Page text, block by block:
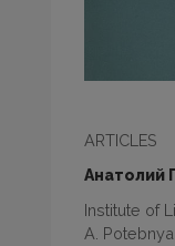
ARTICLES
Анатолий
Institute of
A. Potebnya